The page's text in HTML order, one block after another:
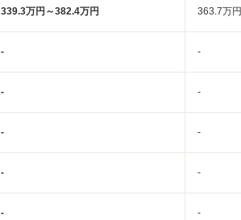
339.3万円～382.4万円 363.7万円
- -
- -
- -
- -
- -